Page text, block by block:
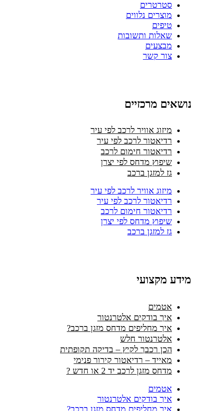
סטרטרים
מוצרים נלווים
טיפים
שאלות ותשובות
מבצעים
צור קשר
נושאים מרכזיים
מיזוג אוויר לרכב לפי עיר
רדיאטור לרכב לפי עיר
רדיאטור חימום לרכב
שיפוץ מדחס לפי יצרן
גז למזגן ברכב
מיזוג אוויר לרכב לפי עיר
רדיאטור לרכב לפי עיר
רדיאטור חימום לרכב
שיפוץ מדחס לפי יצרן
גז למזגן ברכב
מידע מקצועי
אטמים
איך בודקים אלטרנטור
איך מחליפים מדחס מזגן ברכב?
אלטרנטור חלש
הכן רכבך לקיץ – בדיקה תקופתית
מאייד – רדיאטור קירור פנימי
מדחס מזגן לרכב יד 2 או חדש ?
אטמים
איך בודקים אלטרנטור